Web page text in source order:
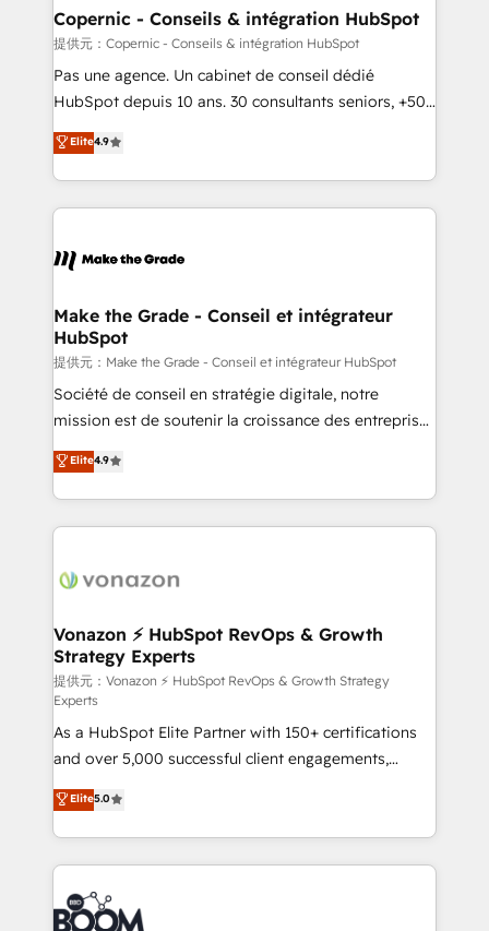
One company, one operating model, delivering
across offices and consulting teams in the UK, USA,
Canada, Germany, France, Belgium, Singapore, and
South Africa. Certified compliant with ISO/IEC
international offices and 175+ employees.
Copernic - Conseils & intégration HubSpot
提供元：Copernic - Conseils & intégration HubSpot
Pas une agence. Un cabinet de conseil dédié
HubSpot depuis 10 ans. 30 consultants seniors, +500
clients, un ROI mesurable. Notre mission : faire de
HubSpot un vrai levier de performance pour votre
organisation. Cela passe par la compréhension de
vos processus, la fiabilisation de vos données et
la plateforme. Nos domaines d'intervention : -
& reprise de données - Stratégie RevOps &
alignement Marketing / Sales - Data, reporting &
tableaux de bord - Onboarding, audit &
optimisation - Intégrations métiers (ERP, téléphonie,
e-commerce) - Formation & accompagnement au
et grandes entreprises en France et à l'international,
dans des secteurs variés : SaaS, immobilier,
Elite4.9
Make the Grade - Conseil et intégrateur
HubSpot
提供元：Make the Grade - Conseil et intégrateur HubSpot
Société de conseil en stratégie digitale, notre
mission est de soutenir la croissance des entreprises
B2B à travers l’acquisition de nouveaux clients,
l'intégration CRM et le développement des revenus
auprès de vos comptes existants. En France et à
l'international, nous travaillons avec des ETI
delà d’une simple transformation digitale et des
➤ L’intégration de CRM et de méthodologie RevOps
pour aligner les équipes marketing, commerciales et
support client (data migration, synchronisation API,
audit et maintenance) ➤ La création de sites internet
de conversion qui transforment les visiteurs en
opportunités d'affaires ➤ La mise en place de
stratégies d'acquisition marketing (SEO, SEA,
inbound, automatisation marketing, ABM, IA,
emailing) Informations clés : - 10 ans d'expérience -
100+ intégrations CRM HubSpot réussies - 40
experts conseil - 150 certifications HubSpot
cumulées
Elite4.9
Vonazon ⚡ HubSpot RevOps & Growth
Strategy Experts
提供元：Vonazon ⚡ HubSpot RevOps & Growth Strategy
Experts
As a HubSpot Elite Partner with 150+ certifications
and over 5,000 successful client engagements,
Vonazon turns marketing complexity into
measurable, scalable growth. From onboarding to
enterprise-grade campaigns, our in-house team
builds scalable strategies that drive long-term
revenue. ⚙️ HubSpot Integration & Optimization •
Seamless CRM, CMS, and automation setup •
Elite5.0